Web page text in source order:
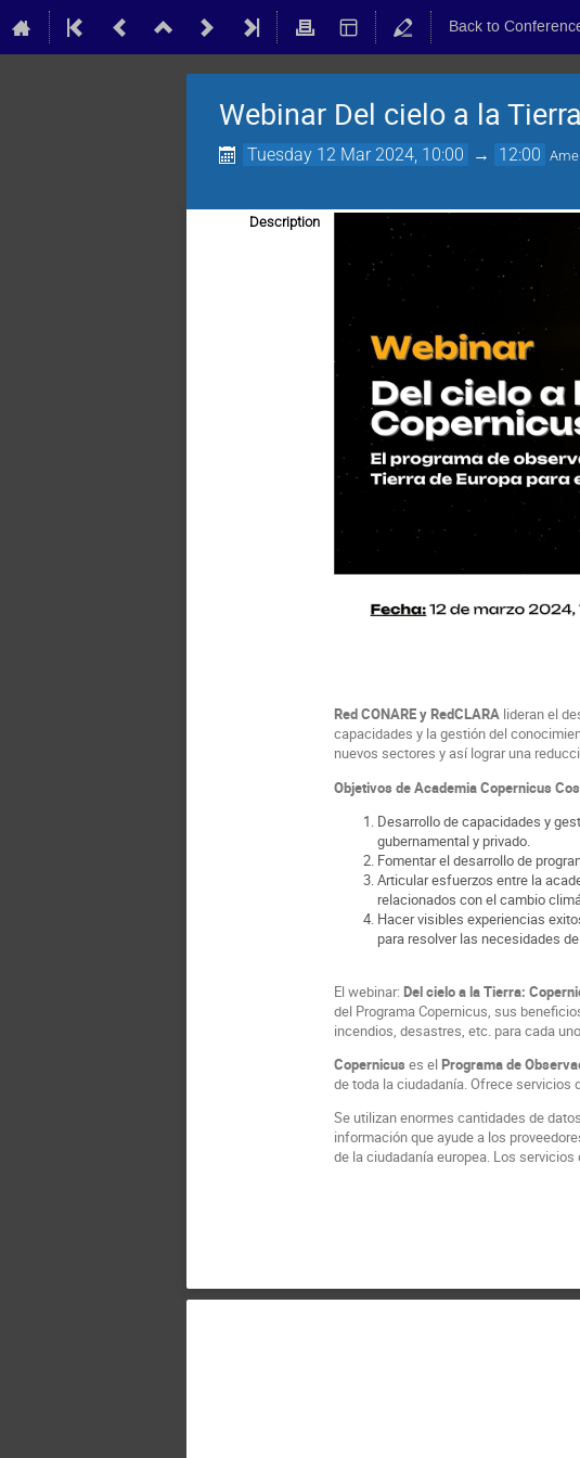
Back to
Webinar Del cielo a la
Tuesday 12 Mar 2024, 10:00 → 12:00
Description
Red CONARE y RedCLARA lideran el
capacidades y la gestión del
nuevos sectores y así lograr una
Objetivos de Academia Copernicus
Desarrollo de capacidades y
gubernamental y privado.
Fomentar el desarrollo de
Articular esfuerzos entre la
relacionados con el cambio
Hacer visibles experiencias
para resolver las necesidades
El webinar:Del cielo a la Tierra:
del Programa Copernicus, sus
incendios, desastres, etc. para cada
Copernicus es elPrograma de
de toda la ciudadanía. Ofrece servicios
Se utilizan enormes cantidades de
información que ayude a los
de la ciudadanía europea. Los